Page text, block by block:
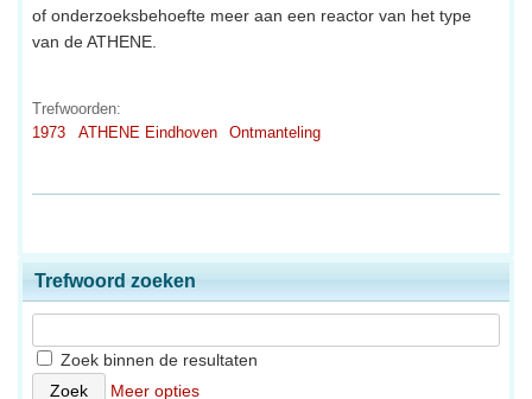
of onderzoeksbehoefte meer aan een reactor van het type
van de ATHENE.
Trefwoorden:
1973
ATHENE Eindhoven Ontmanteling
Trefwoord zoeken
Zoek binnen de resultaten
Meer opties